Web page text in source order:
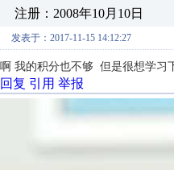
注册：2008年10月10日
发表于：2017-11-15 14:12:27
啊 我的积分也不够 但是很想学习
回复 引用 举报